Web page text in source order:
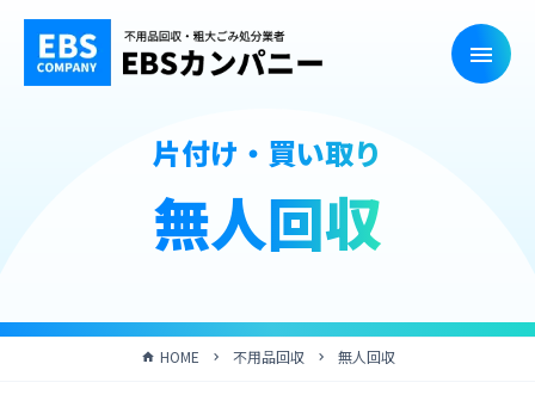
片付け・買い取り
無人回収
HOME 不用品回収 無人回収